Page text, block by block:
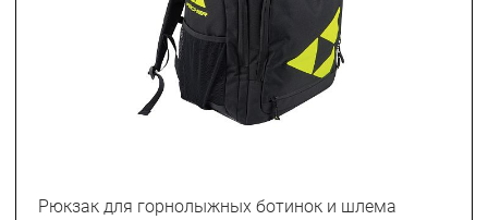
Рюкзак для горнолыжных ботинок и шлема